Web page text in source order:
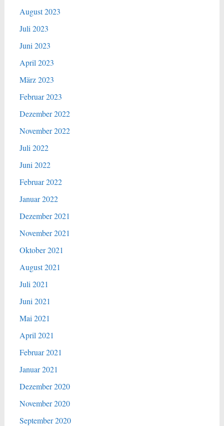
August 2023
Juli 2023
Juni 2023
April 2023
März 2023
Februar 2023
Dezember 2022
November 2022
Juli 2022
Juni 2022
Februar 2022
Januar 2022
Dezember 2021
November 2021
Oktober 2021
August 2021
Juli 2021
Juni 2021
Mai 2021
April 2021
Februar 2021
Januar 2021
Dezember 2020
November 2020
September 2020